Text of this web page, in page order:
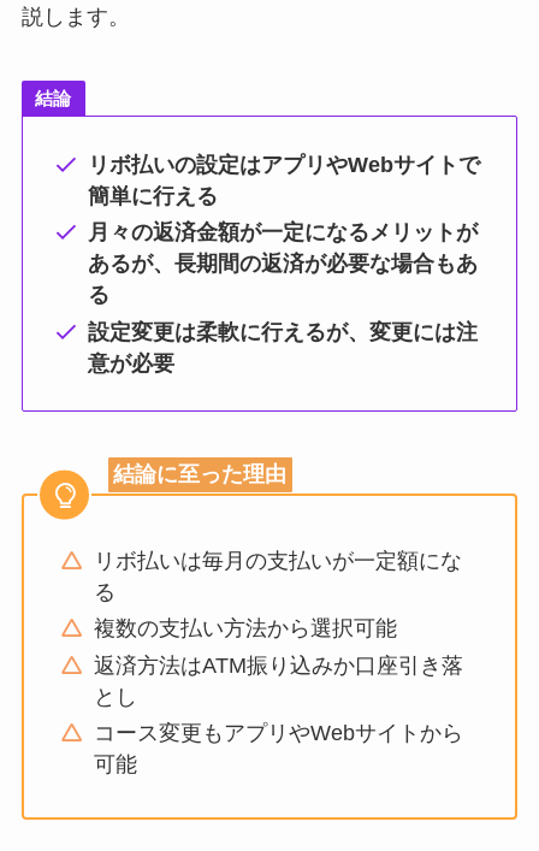
説します。
結論
リボ払いの設定はアプリやWebサイトで
簡単に行える
月々の返済金額が一定になるメリットが
あるが、長期間の返済が必要な場合もあ
る
設定変更は柔軟に行えるが、変更には注
意が必要
結論に至った理由
リボ払いは毎月の支払いが一定額にな
る
複数の支払い方法から選択可能
返済方法はATM振り込みか口座引き落
とし
コース変更もアプリやWebサイトから
可能